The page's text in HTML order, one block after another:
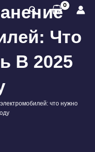
Поиск
Что
В 2025
что нужно